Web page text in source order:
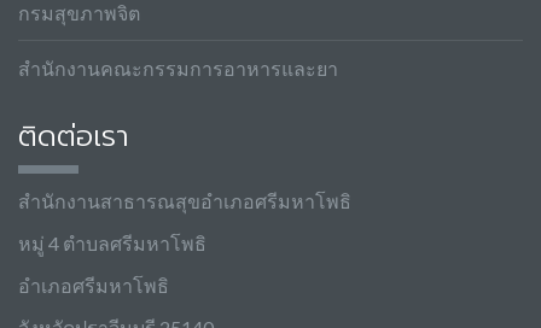
กรมสุขภาพจิต
สำนักงานคณะกรรมการอาหารและยา
ติดต่อเรา
สำนักงานสาธารณสุขอำเภอศรีมหาโพธิ
หมู่ 4 ตำบลศรีมหาโพธิ
อำเภอศรีมหาโพธิ